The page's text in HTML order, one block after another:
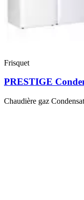
Frisquet
PRESTIGE
Chaudière gaz